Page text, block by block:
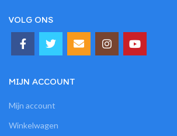
VOLG ONS
MIJN ACCOUNT
Mijn account
Winkelwagen